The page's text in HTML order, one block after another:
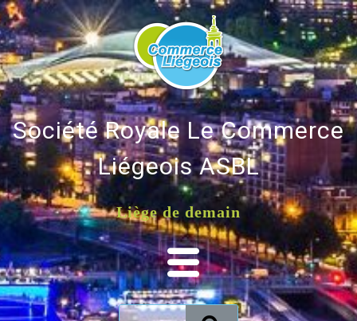
Société Royale Le Commerce
Liégeois ASBL
Liège de demain